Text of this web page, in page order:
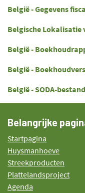
België - Gegevens
Belgische Lokalisatie
België -
België -
België - SODA-
Belangrijke
Startpagina
Huysmanhoeve
Streekproducten
Plattelandsproject
Agenda